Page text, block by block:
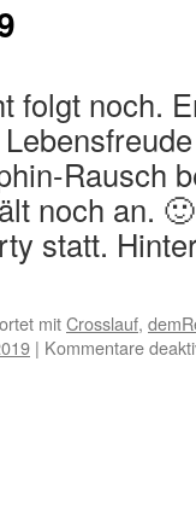
folgt noch.
Rausch
noch an.
statt.
mitCrosslauf,
| Kommentare